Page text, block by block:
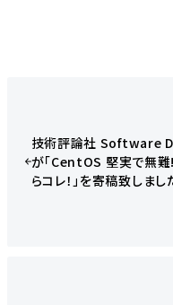
技術評論社 Software
が「CentOS 堅実で無
らコレ！」を寄稿致しまし